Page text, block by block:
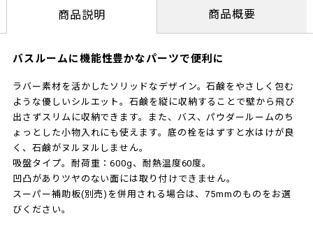
商品説明 商品概要
バスルームに機能性豊かなパーツで便利に
ラバー素材を活かしたソリッドなデザイン。石鹸をやさしく包む
ような優しいシルエット。石鹸を縦に収納することで壁から飛び
出さずスリムに収納できます。また、バス、パウダールームのち
ょっとした小物入れにも使えます。底の栓をはずすと水はけが良
く、石鹸がヌルヌルしません。
吸盤タイプ。耐荷重：600g、耐熱温度60度。
凹凸がありツヤのない面には取り付けできません。
スーパー補助板(別売)を併用される場合は、75mmのものをお選
びください。